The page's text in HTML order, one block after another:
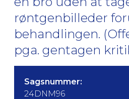
røntgenbilleder
behandlingen.
pga. gentagen
Sagsnummer:
24DNM96